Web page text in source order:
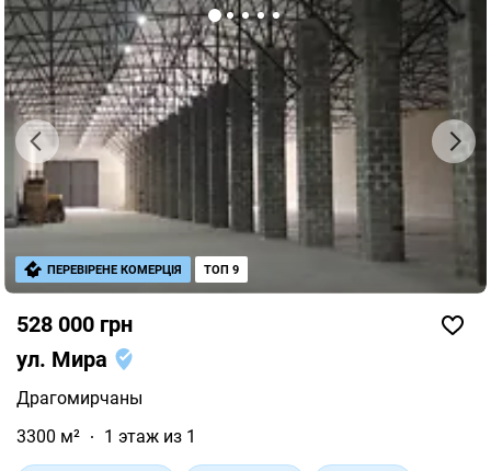
528 000 грн
ул. Мира
Драгомирчаны
3300 м²
1 этаж из 1
ПЕРЕВІРЕНЕ КОМЕРЦІЯ ТОП 9